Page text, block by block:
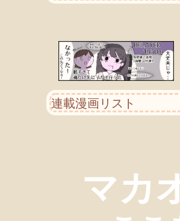
連載漫画リスト
マカ